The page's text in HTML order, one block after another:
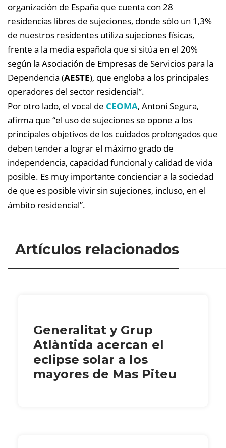
organización de España que cuenta con 28
residencias libres de sujeciones, donde sólo un 1,3%
de nuestros residentes utiliza sujeciones físicas,
frente a la media española que si sitúa en el 20%
según la Asociación de Empresas de Servicios para la
Dependencia (AESTE), que engloba a los principales
operadores del sector residencial”.
Por otro lado, el vocal de CEOMA, Antoni Segura,
afirma que “el uso de sujeciones se opone a los
principales objetivos de los cuidados prolongados que
deben tender a lograr el máximo grado de
independencia, capacidad funcional y calidad de vida
posible. Es muy importante concienciar a la sociedad
de que es posible vivir sin sujeciones, incluso, en el
ámbito residencial”.
Artículos relacionados
Generalitat y Grup
Atlàntida acercan el
eclipse solar a los
mayores de Mas Piteu